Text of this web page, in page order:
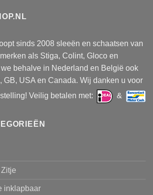
sinds 2008 sleeën en schaatsen van
als Stiga, Colint, Gloco en
behalve in Nederland en België ook
GB, USA en Canada. Wij danken u voor
Veilig betalen met:
&
inklapbaar